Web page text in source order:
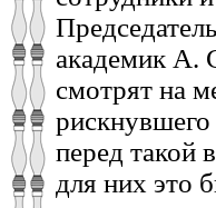
академик А.
смотрят на
перед такой
для них это